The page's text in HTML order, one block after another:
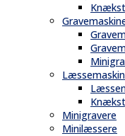
Minigravere
Minilæssere